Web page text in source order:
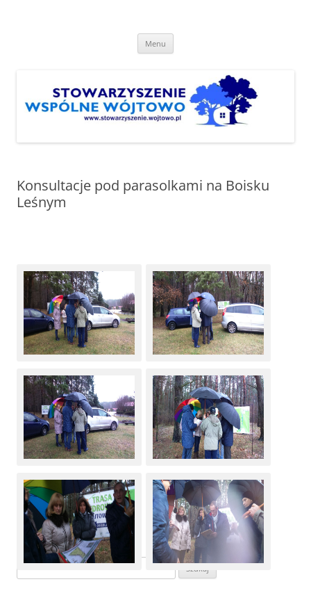
Wójtowo"
Menu
Konsultacje pod parasolkami na Boisku
Leśnym
Szukaj: